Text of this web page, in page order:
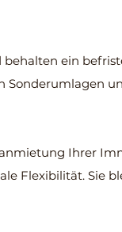
ein
Sonderumlagen
Ihrer
Flexibilität. Sie